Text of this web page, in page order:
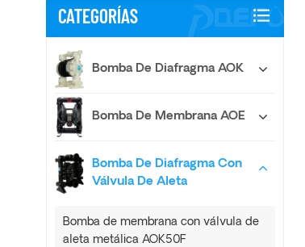
CATEGORÍAS
Bomba De Diafragma AOK
Bomba De Membrana AOE
Bomba De Diafragma Con
Válvula De Aleta
Bomba de membrana con válvula de
aleta metálica AOK50F